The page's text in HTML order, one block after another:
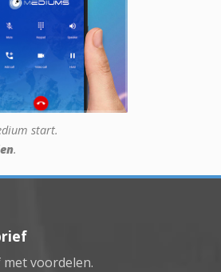
start.
.
voordelen.